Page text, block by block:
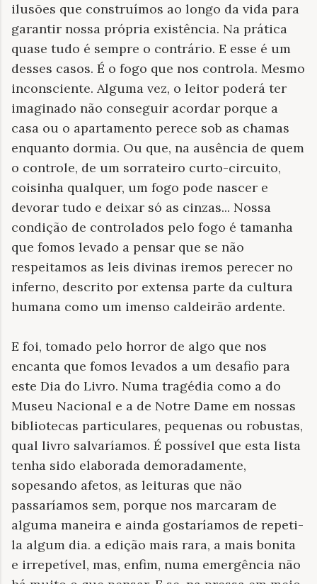
ilusões que construímos ao longo da vida para
garantir nossa própria existência. Na prática
quase tudo é sempre o contrário. E esse é um
desses casos. É o fogo que nos controla. Mesmo
inconsciente. Alguma vez, o leitor poderá ter
imaginado não conseguir acordar porque a
casa ou o apartamento perece sob as chamas
enquanto dormia. Ou que, na ausência de quem
o controle, de um sorrateiro curto-circuito,
coisinha qualquer, um fogo pode nascer e
devorar tudo e deixar só as cinzas... Nossa
condição de controlados pelo fogo é tamanha
que fomos levado a pensar que se não
respeitamos as leis divinas iremos perecer no
inferno, descrito por extensa parte da cultura
humana como um imenso caldeirão ardente.
E foi, tomado pelo horror de algo que nos
encanta que fomos levados a um desafio para
este Dia do Livro. Numa tragédia como a do
Museu Nacional e a de Notre Dame em nossas
bibliotecas particulares, pequenas ou robustas,
qual livro salvaríamos. É possível que esta lista
tenha sido elaborada demoradamente,
sopesando afetos, as leituras que não
passaríamos sem, porque nos marcaram de
alguma maneira e ainda gostaríamos de repeti-
la algum dia. a edição mais rara, a mais bonita
e irrepetível, mas, enfim, numa emergência não